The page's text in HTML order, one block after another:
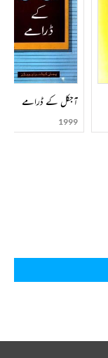
آجکل کے ڈرامے
1999